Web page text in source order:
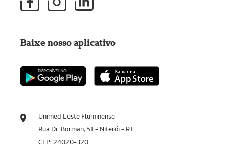
Unimed Leste Fluminense
Rua Dr. Borman, 51 - Niterói - RJ
CEP: 24020-320
Baixe nosso aplicativo